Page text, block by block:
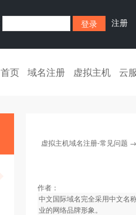
注册
首页 域名注册 虚拟主机 云
虚拟主机域名注册-常见问题
作者：
中文国际域名完全采用中文名
业的网络品牌形象。